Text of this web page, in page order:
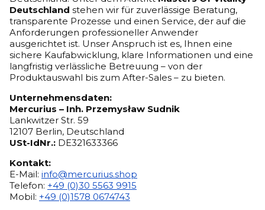
Deutschland stehen wir für zuverlässige Beratung,
transparente Prozesse und einen Service, der auf die
Anforderungen professioneller Anwender
ausgerichtet ist. Unser Anspruch ist es, Ihnen eine
sichere Kaufabwicklung, klare Informationen und eine
langfristig verlässliche Betreuung – von der
Produktauswahl bis zum After-Sales – zu bieten.
Unternehmensdaten:
Mercurius – Inh. Przemysław Sudnik
Lankwitzer Str. 59
12107 Berlin, Deutschland
USt-IdNr.: DE321633366
Kontakt:
E-Mail: info@mercurius.shop
Telefon: +49 (0)30 5563 9915
Mobil: +49 (0)1578 0674743